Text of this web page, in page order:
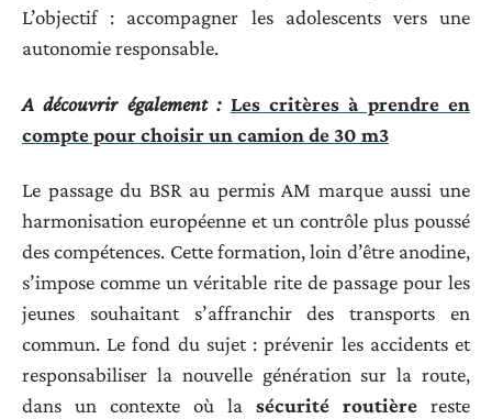
L’objectif : accompagner les adolescents vers une
autonomie responsable.
A découvrir également : Les critères à prendre en
compte pour choisir un camion de 30 m3
Le passage du BSR au permis AM marque aussi une
harmonisation européenne et un contrôle plus poussé
des compétences. Cette formation, loin d’être anodine,
s’impose comme un véritable rite de passage pour les
jeunes souhaitant s’affranchir des transports en
commun. Le fond du sujet : prévenir les accidents et
responsabiliser la nouvelle génération sur la route,
dans un contexte où la sécurité routière reste